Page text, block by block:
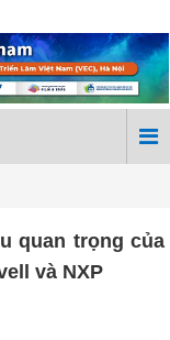
quan trọng của
và NXP